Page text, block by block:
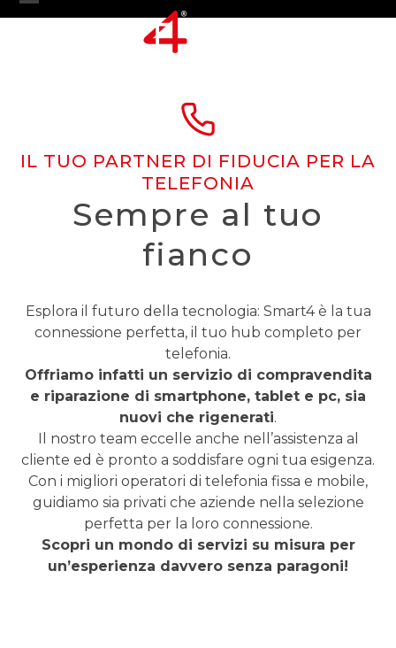
Skip
Open
Close
IL TUO PARTNER DI FIDUCIA PER LA
TELEFONIA
Sempre al tuo
fianco
Esplora il futuro della tecnologia: Smart4 è la tua
connessione perfetta, il tuo hub completo per
telefonia.
Offriamo infatti un servizio di compravendita
e riparazione di smartphone, tablet e pc, sia
nuovi che rigenerati.
Il nostro team eccelle anche nell’assistenza al
cliente ed è pronto a soddisfare ogni tua esigenza.
Con i migliori operatori di telefonia fissa e mobile,
guidiamo sia privati che aziende nella selezione
perfetta per la loro connessione.
Scopri un mondo di servizi su misura per
un’esperienza davvero senza paragoni!